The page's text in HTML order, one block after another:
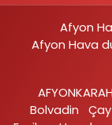
Afyon
Afyon Hava
Bolvadin
Çay